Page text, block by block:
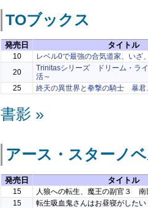
TOブックス
発売日 タイトル
10
レベル0で最強の合気道家、いざ
20
Trinitasシリーズ ドリーム・ラ
活～
25
終天の異世界と拳撃の騎士 暴君
書影 »
アース・スターノ
発売日 タイトル
15
人狼への転生、魔王の副官３ 南
15
転生吸血鬼さんはお昼寝がしたい